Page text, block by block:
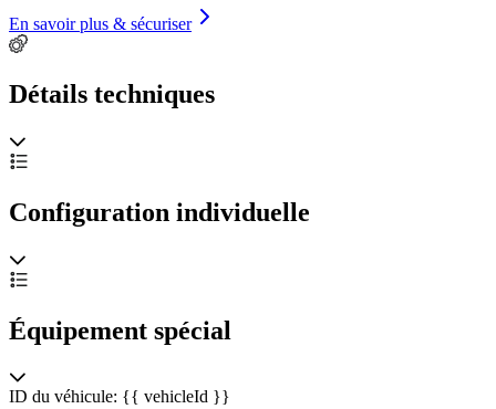
En savoir plus & sécuriser
Détails techniques
Configuration individuelle
Équipement spécial
ID du véhicule: {{ vehicleId }}